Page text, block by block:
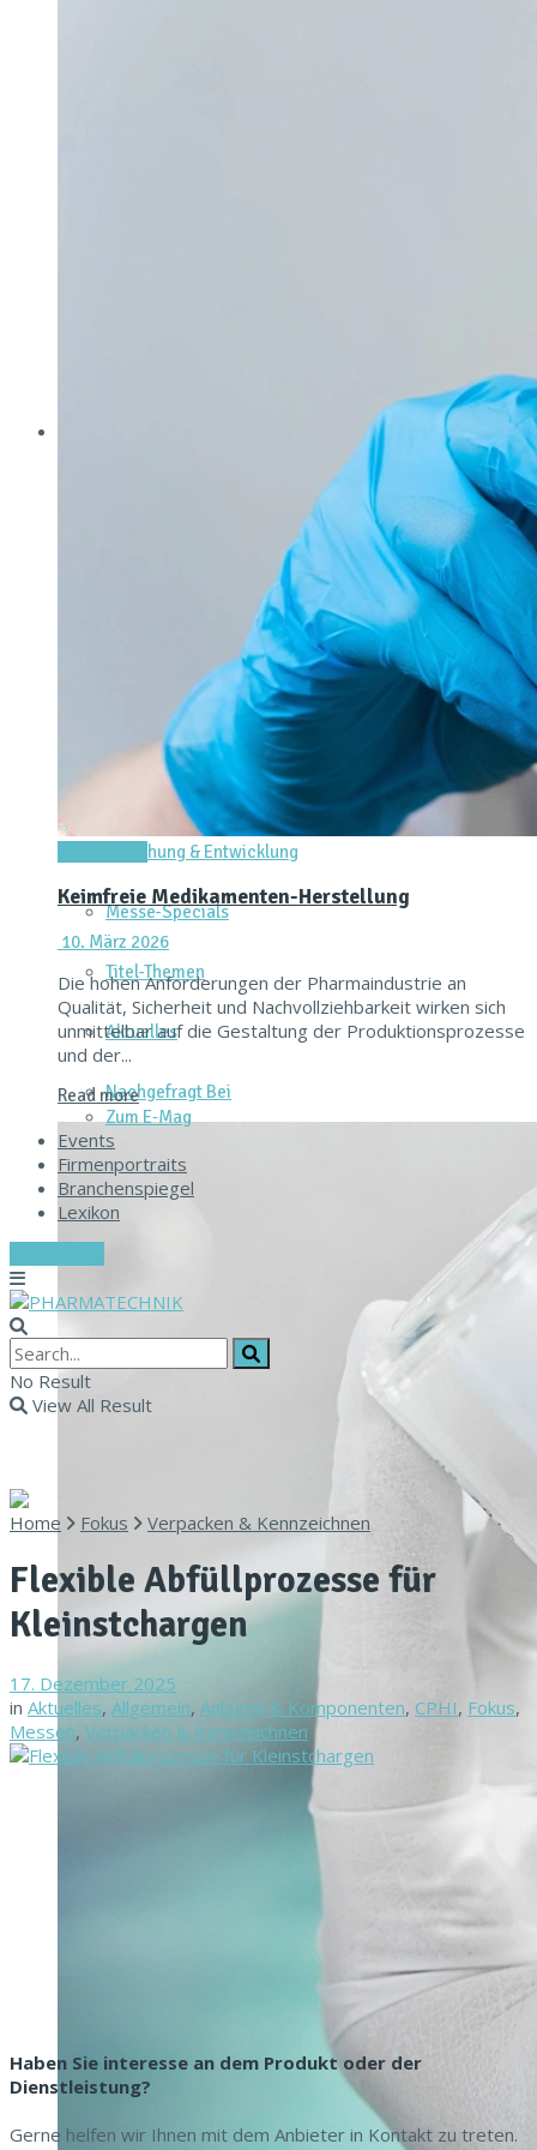
Dienstleistungen & Services
Messtechnik & Analytik
Prozessautomatisierung & Digitalisierung
Reinraum & Hygienic Design
Verpacken & Kennzeichnen
Forschung & Entwicklung
Messe-Specials
Titel-Themen
Aktuelles
Nachgefragt Bei
Keimfreie Medikamenten-Herstellung
10. März 2026
Die hohen Anforderungen der Pharmaindustrie an
Qualität, Sicherheit und Nachvollziehbarkeit wirken sich
unmittelbar auf die Gestaltung der Produktionsprozesse
und der...
Read more
Zum E‑Mag
Events
Firmenportraits
Branchenspiegel
Lexikon
No Result
View All Result
Home Fokus Verpacken & Kennzeichnen
Flexible Abfüllprozesse für
Kleinstchargen
17. Dezember 2025
in Aktuelles, Allgemein, Anlagen & Komponenten, CPHI, Fokus,
Messen, Verpacken & Kennzeichnen
Haben Sie interesse an dem Produkt oder der
Dienstleistung?
Gerne helfen wir Ihnen mit dem Anbieter in Kontakt zu treten.